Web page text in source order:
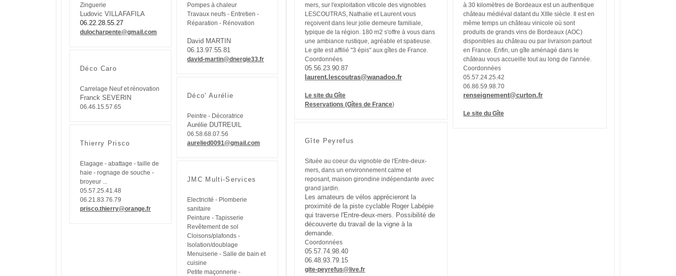
Zinguerie
Ludovic VILLAFAFILA
06.22.28.55.27
dulocharpente@gmail.com
Déco Caro
Carrelage Neuf et rénovation
Franck SEVERIN
06.46.15.57.65
Thierry Prisco
Elagage - abattage - taille de
haie - rognage de souche -
broyeur ...
05.57.25.41.48
06.21.83.76.79
prisco.thierry@orange.fr
Pompes à chaleur
Travaux neufs - Entretien -
Réparation - Rénovation
David MARTIN
06.13.97.55.81
david-martin@dnergie33.fr
Déco' Aurélie
Peintre - Décoratrice
Aurélie DUTREUIL
06.58.68.07.56
aurelied0091@gmail.com
JMC Multi-Services
Electricité - Plomberie
sanitaire
Peinture - Tapisserie
Revêtement de sol
Cloisons/plafonds -
Isolation/doublage
Menuiserie - Salle de bain et
cuisine
Petite maçonnerie -
mers, sur l'exploitation viticole des vignobles
LESCOUTRAS, Nathalie et Laurent vous
reçoivent dans leur jolie demeure familiale,
typique de la région. 180 m2 s'offre à vous dans
une ambiance rustique, agréable et spatieuse.
Le gite est affilié "3 épis" aux gîtes de France.
Coordonnées
05.56.23.90.87
laurent.lescoutras@wanadoo.fr
Le site du Gîte
Reservations (Gîtes de France)
Gîte Peyrefus
Située au coeur du vignoble de l'Entre-deux-
mers, dans un environnement calme et
reposant, maison girondine indépendante avec
grand jardin.
Les amateurs de vélos apprécieront la
proximité de la piste cyclable Roger Labépie
qui traverse l'Entre-deux-mers. Possibilité de
découverte du travail de la vigne à la
demande.
Coordonnées
05.57.74.98.40
06.48.93.79.15
gite-peyrefus@live.fr
à 30 kilomètres de Bordeaux est un authentique
château médiéval datant du XIIIe siècle. Il est en
même temps un château vinicole où sont
produits de grands vins de Bordeaux (AOC)
disponibles au château ou par livraison partout
en France. Enfin, un gîte aménagé dans le
château vous accueille tout au long de l'année.
Coordonnées
05.57.24.25.42
06.86.59.98.70
renseignement@curton.fr
Le site du Gîte